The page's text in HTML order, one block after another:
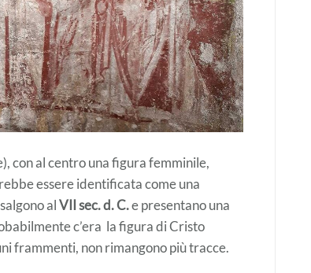
con al centro una figura femminile,
essere identificata come una
alVII sec. d. C.e presentano una
c’era la figura di Cristo
frammenti, non rimangono più tracce.